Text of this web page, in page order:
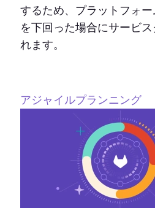
するため、プラットフォ
を下回った場合にサービ
れます。
アジャイルプランニング